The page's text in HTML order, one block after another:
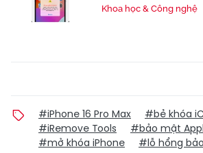
Khoa học & Công nghệ
#iPhone 16 Pro Max
#bẻ khóa
#iRemove Tools
#bảo mật
#mở khóa iPhone
#lỗ hổng